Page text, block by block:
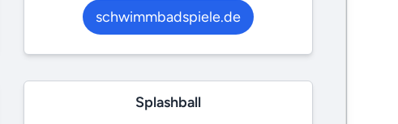
schwimmbadspiele.de
Splashball